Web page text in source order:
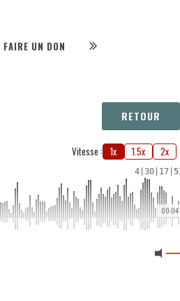
FAIRE UN DON
RETOUR
Vitesse : 1x 1.5x 2x
4 30 17
00:04